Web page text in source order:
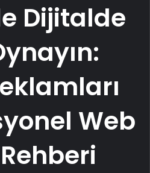
Dijitalde
Web